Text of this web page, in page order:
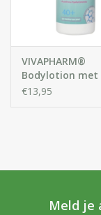
VIVAPHARM®
Bodylotion met
Hyaluronzuur
€13,95
Meld je